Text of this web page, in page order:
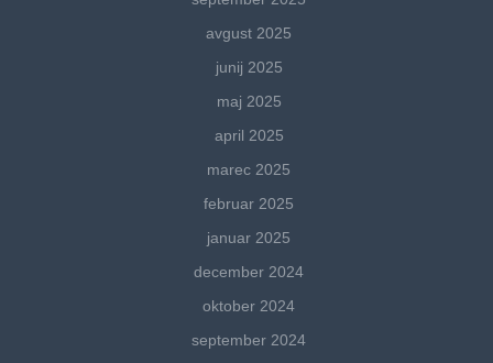
avgust 2025
junij 2025
maj 2025
april 2025
marec 2025
februar 2025
januar 2025
december 2024
oktober 2024
september 2024